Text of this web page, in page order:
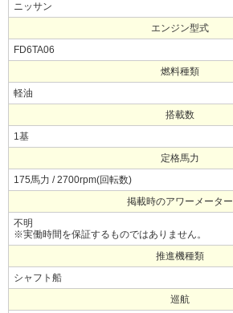
ニッサン
エンジン型式
FD6TA06
燃料種類
軽油
搭載数
1基
定格馬力
175馬力 / 2700rpm(回転数)
掲載時のアワーメーター
不明
※実働時間を保証するものではありません。
推進機種類
シャフト船
巡航